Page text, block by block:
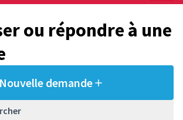
ou répondre à une
Nouvelle demande